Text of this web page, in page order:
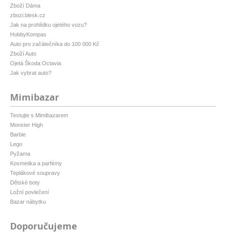
Zboží Dáma
zbozi.blesk.cz
Jak na prohlídku ojetého vozu?
HobbyKompas
Auto pro začátečníka do 100 000 Kč
Zboží Auto
Ojetá Škoda Octavia
Jak vybrat auto?
Mimibazar
Testujte s Mimibazarem
Monster High
Barbie
Lego
Pyžama
Kosmetika a parfémy
Teplákové soupravy
Dětské boty
Ložní povlečení
Bazar nábytku
Doporučujeme